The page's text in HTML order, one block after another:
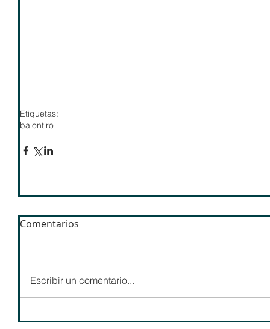
Etiquetas:
balontiro
Comentarios
Escribir un comentario...